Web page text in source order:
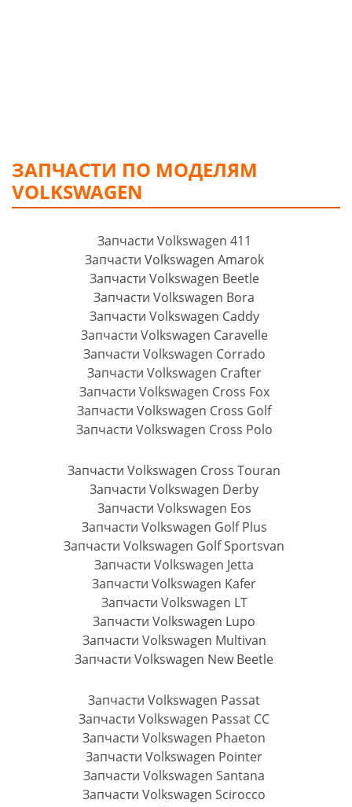
ЗАПЧАСТИ ПО МОДЕЛЯМ
VOLKSWAGEN
Запчасти Volkswagen 411
Запчасти Volkswagen Amarok
Запчасти Volkswagen Beetle
Запчасти Volkswagen Bora
Запчасти Volkswagen Caddy
Запчасти Volkswagen Caravelle
Запчасти Volkswagen Corrado
Запчасти Volkswagen Crafter
Запчасти Volkswagen Cross Fox
Запчасти Volkswagen Cross Golf
Запчасти Volkswagen Cross Polo
Запчасти Volkswagen Cross Touran
Запчасти Volkswagen Derby
Запчасти Volkswagen Eos
Запчасти Volkswagen Golf Plus
Запчасти Volkswagen Golf Sportsvan
Запчасти Volkswagen Jetta
Запчасти Volkswagen Kafer
Запчасти Volkswagen LT
Запчасти Volkswagen Lupo
Запчасти Volkswagen Multivan
Запчасти Volkswagen New Beetle
Запчасти Volkswagen Passat
Запчасти Volkswagen Passat CC
Запчасти Volkswagen Phaeton
Запчасти Volkswagen Pointer
Запчасти Volkswagen Santana
Запчасти Volkswagen Scirocco